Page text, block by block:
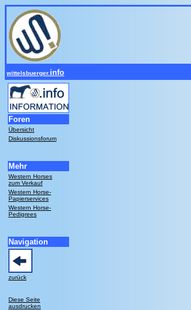
wittelsbuerger. info
Foren
Übersicht
Diskussionsforum
Mehr
Western Horses
zum Verkauf
Western Horse-
Papierservices
Western Horse-
Pedigrees
Navigation
zurück
Diese Seite
ausdrucken